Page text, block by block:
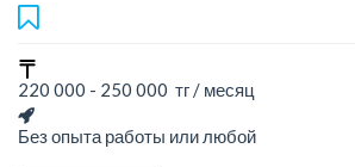
220 000 - 250 000 тг / месяц
Без опыта работы или любой